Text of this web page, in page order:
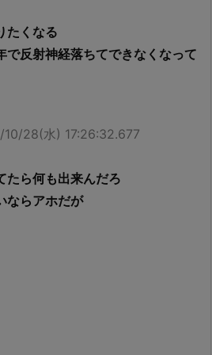
たくなる
で反射神経落ちてできなくなって
28(水) 17:26:32.677
たら何も出来んだろ
ならアホだが